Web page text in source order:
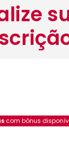
com bônus